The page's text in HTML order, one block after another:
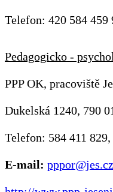
Telefon: 420 584 459
Pedagogicko -
PPP OK, pracoviště
Dukelská 1240, 790
Telefon: 584 411
E-mail: pppor@jes.cz